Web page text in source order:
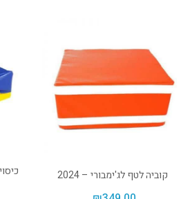
קוביה לטף לג'ימבורי – 2024